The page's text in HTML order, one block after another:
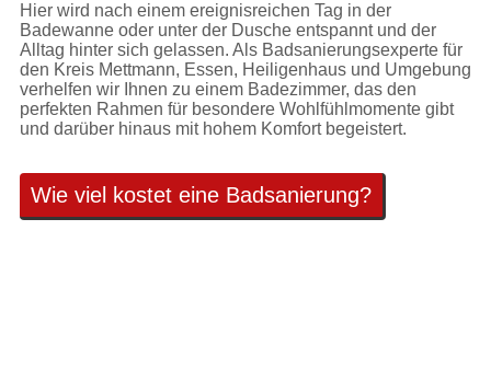
Hier wird nach einem ereignisreichen Tag in der
Badewanne oder unter der Dusche entspannt und der
Alltag hinter sich gelassen. Als Badsanierungsexperte für
den Kreis Mettmann, Essen, Heiligenhaus und Umgebung
verhelfen wir Ihnen zu einem Badezimmer, das den
perfekten Rahmen für besondere Wohlfühlmomente gibt
und darüber hinaus mit hohem Komfort begeistert.
Wie viel kostet eine Badsanierung?